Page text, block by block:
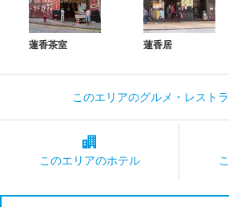
蓮香茶室 蓮香居
このエリアのグルメ・レスト
このエリアのホテル